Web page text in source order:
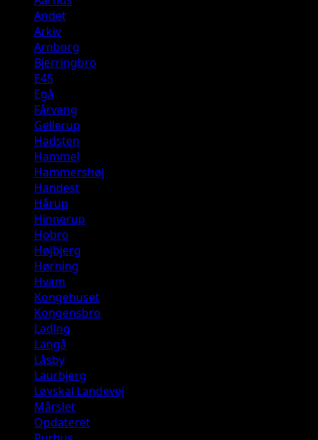
Bygningsbrand
–
Tværvej,
8362
Andet
Arkiv
Arnborg
Bjerringbro
E45
Egå
Fårvang
Gellerup
Hadsten
Hammel
Hammershøj
Handest
Hårup
Hinnerup
Hobro
Højbjerg
Hørning
Hvam
Kongehuset
Kongensbro
Lading
Langå
Låsby
Laurbjerg
Løvskal Landevej
Mårslet
Opdateret